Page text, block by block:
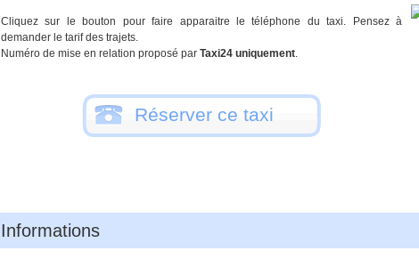
Cliquez sur le bouton pour faire apparaitre le téléphone du taxi. Pensez à
demander le tarif des trajets.
Numéro de mise en relation proposé par Taxi24 uniquement.
Réserver ce taxi
Informations